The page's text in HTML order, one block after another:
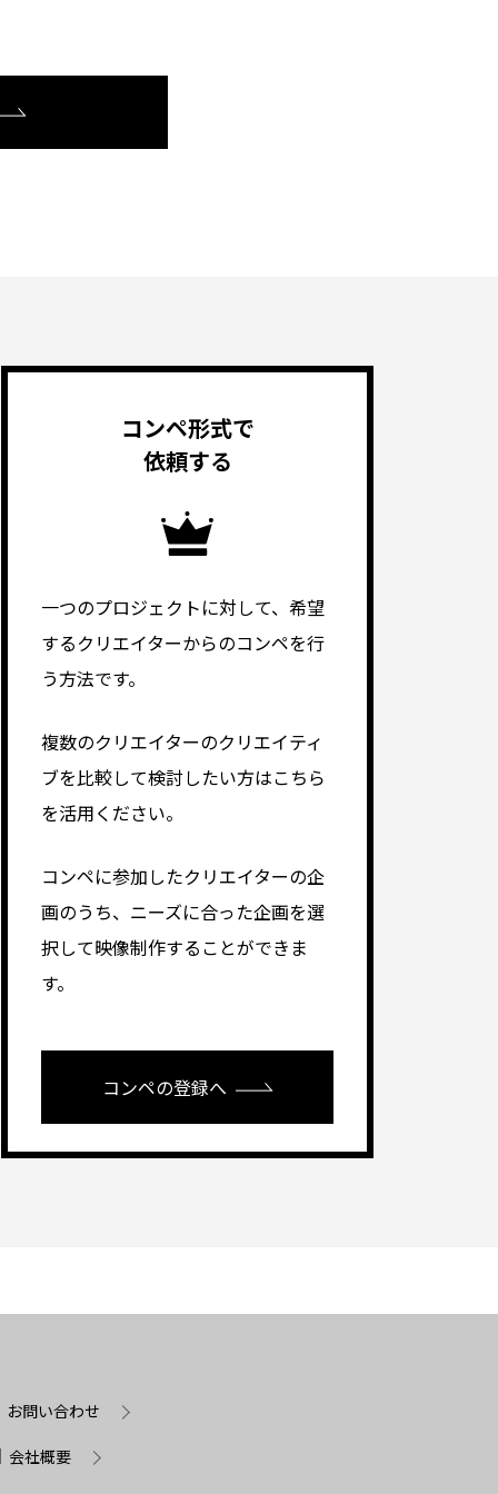
コンペ形式で
依頼する
一つのプロジェクトに対して、希望
するクリエイターからのコンペを行
う方法です。
複数のクリエイターのクリエイティ
ブを比較して検討したい方はこちら
を活用ください。
コンペに参加したクリエイターの企
画のうち、ニーズに合った企画を選
択して映像制作することができま
す。
コンペの登録へ
お問い合わせ
会社概要